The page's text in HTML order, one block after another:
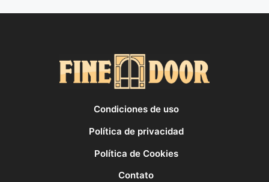
Condiciones de uso
Política de privacidad
Política de Cookies
Contato